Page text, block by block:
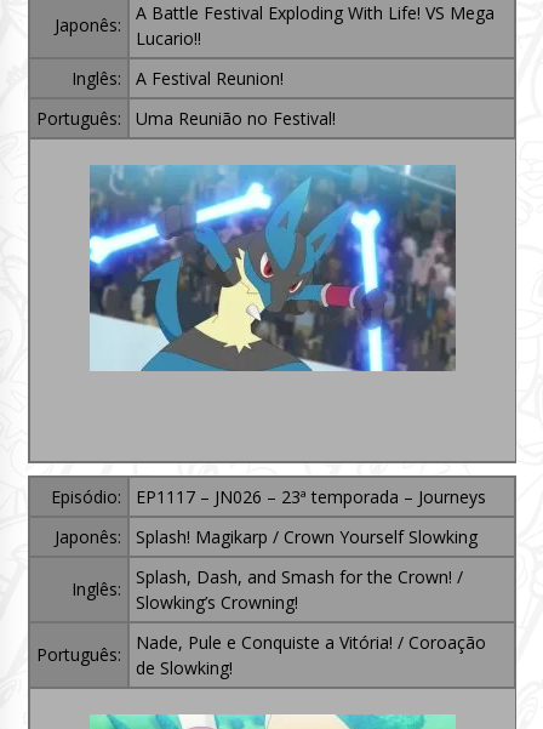
Japonês:
A Battle Festival Exploding With Life! VS Mega
Lucario!!
Inglês:
A Festival Reunion!
Português:
Uma Reunião no Festival!
Episódio:
EP1117 – JN026 – 23ª temporada – Journeys
Japonês:
Splash! Magikarp / Crown Yourself Slowking
Inglês:
Splash, Dash, and Smash for the Crown! /
Slowking’s Crowning!
Português:
Nade, Pule e Conquiste a Vitória! / Coroação
de Slowking!